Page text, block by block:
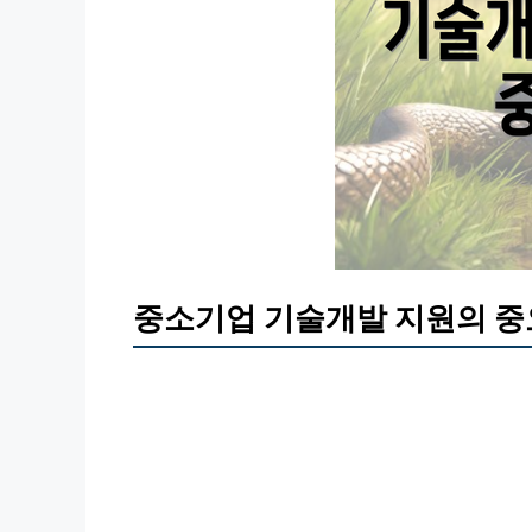
중소기업 기술개발 지원의